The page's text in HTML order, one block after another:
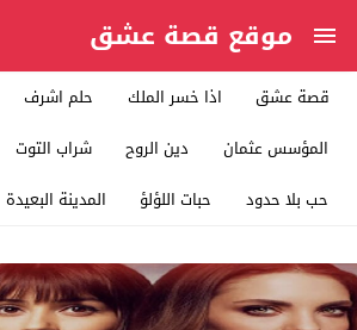
موقع قصة عشق
قصة عشق اذا خسر الملك حلم اشرف
المؤسس عثمان
دين الروح شراب التوت
حب بلا حدود
حبات اللؤلؤ المدينة البعيدة